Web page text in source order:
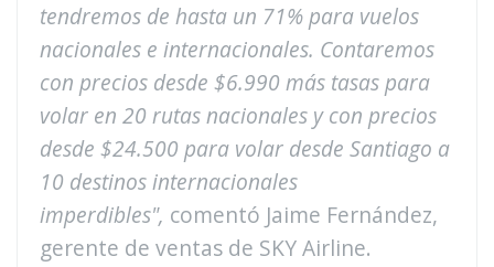
tendremos de hasta un 71% para vuelos
nacionales e internacionales. Contaremos
con precios desde $6.990 más tasas para
volar en 20 rutas nacionales y con precios
desde $24.500 para volar desde Santiago a
10 destinos internacionales
imperdibles", comentó Jaime Fernández,
gerente de ventas de SKY Airline.